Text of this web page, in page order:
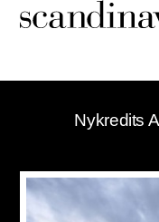
Scandinaviandesign.com
Nykredits